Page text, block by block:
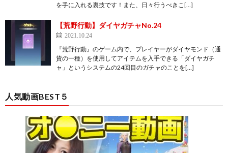
を手に入れる裏技です！また、日々行うべきこ[…]
【荒野行動】ダイヤガチャNo.24
2021.10.24
『荒野行動』のゲーム内で、プレイヤーがダイヤモンド（通
貨の一種）を使用してアイテムを入手できる「ダイヤガチ
ャ」というシステムの24回目のガチャのことを[…]
人気動画BEST５